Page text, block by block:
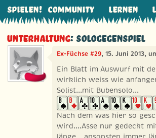
Community Lernen
Spielen!
Unterhaltung: Sologegenspiel
Ex-Füchse #29, 15. Juni 2013,
Ein Blatt im Auswurf mit
wirklich weiss wie
Solist...mit Bubensolo...
Nach dem was hier so
wird....Asse nur gedeckt